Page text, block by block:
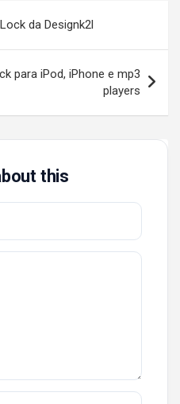
da Designk2l
para iPod, iPhone e mp3
players
this